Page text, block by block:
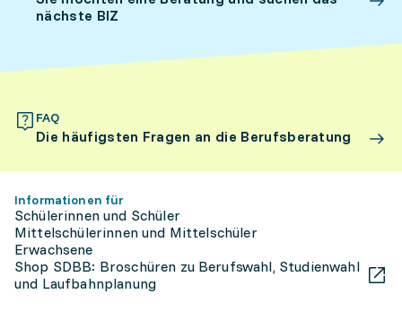
nächste BIZ
FAQ
Die häufigsten Fragen an die Berufsberatung
Informationen für
Schülerinnen und Schüler
Mittelschülerinnen und Mittelschüler
Erwachsene
Shop SDBB: Broschüren zu Berufswahl, Studienwahl
und Laufbahnplanung